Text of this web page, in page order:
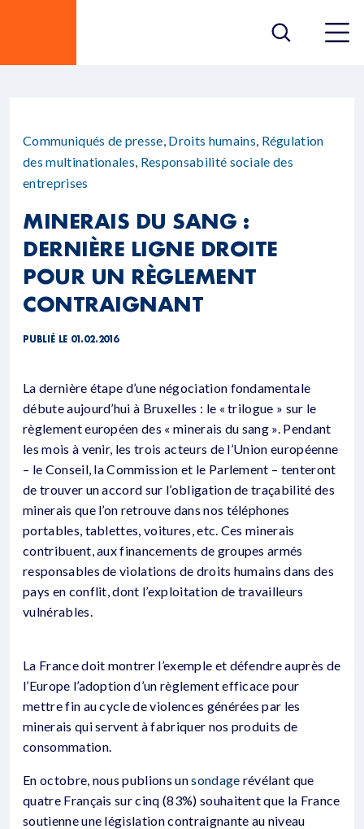
Communiqués de presse, Droits humains, Régulation
des multinationales, Responsabilité sociale des
entreprises
MINERAIS DU SANG :
DERNIÈRE LIGNE DROITE
POUR UN RÈGLEMENT
CONTRAIGNANT
PUBLIÉ LE 01.02.2016
La dernière étape d’une négociation fondamentale
débute aujourd’hui à Bruxelles : le « trilogue » sur le
règlement européen des « minerais du sang ». Pendant
les mois à venir, les trois acteurs de l’Union européenne
– le Conseil, la Commission et le Parlement – tenteront
de trouver un accord sur l’obligation de traçabilité des
minerais que l’on retrouve dans nos téléphones
portables, tablettes, voitures, etc. Ces minerais
contribuent, aux financements de groupes armés
responsables de violations de droits humains dans des
pays en conflit, dont l’exploitation de travailleurs
vulnérables.
La France doit montrer l’exemple et défendre auprès de
l’Europe l’adoption d’un règlement efficace pour
mettre fin au cycle de violences générées par les
minerais qui servent à fabriquer nos produits de
consommation.
En octobre, nous publions unsondage révélant que
quatre Français sur cinq (83%) souhaitent que la France
soutienne une législation contraignante au niveau